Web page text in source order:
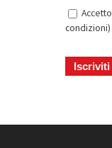
condizioni)